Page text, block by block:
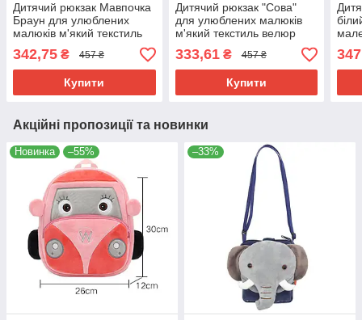
Дитячий рюкзак Мавпочка
Браун для улюблених
малюків м'який текстиль
велюр дошкільний
коричневий до садочка
342,75 ₴ 457 ₴
Купити
Дитячий рюкзак "Сова"
для улюблених малюків
м'який текстиль велюр
дошкільний коричневий
для садка унісекс
333,61₴ 457 ₴
Купити
Акційні пропозиції та новинки
Новинка –55% –33%